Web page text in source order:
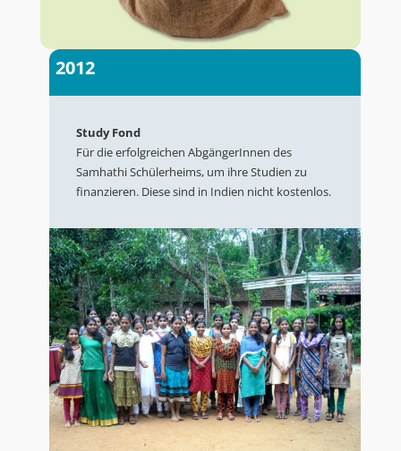
2012
Study Fond
Für die erfolgreichen AbgängerInnen des
Samhathi Schülerheims, um ihre Studien zu
finanzieren. Diese sind in Indien nicht kostenlos.